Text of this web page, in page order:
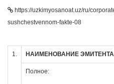
https://uzkimyosanoat.uz/ru/
sushchestvennom-fakte-08
1. НАИМЕНОВАНИЕ ЭМИТЕНТА
Полное: